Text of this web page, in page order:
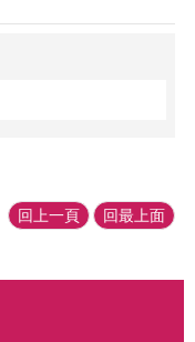
回上一頁 回最上面